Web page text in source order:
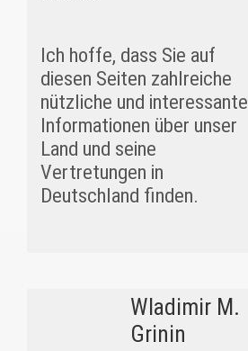
Ich hoffe, dass Sie auf
diesen Seiten zahlreiche
nützliche und interessante
Informationen über unser
Land und seine
Vertretungen in
Deutschland finden.
Wladimir M.
Grinin